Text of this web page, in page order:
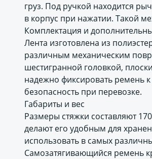
груз. Под ручкой находится
в корпус при нажатии. Такой
Комплектация и
Лента изготовлена из
различным механическим
шестигранной головкой,
надежно фиксировать ремень
безопасность при перевозке.
Габариты и вес
Размеры стяжки составляют
делают его удобным для
использовать в самых
Самозатягивающийся ремень